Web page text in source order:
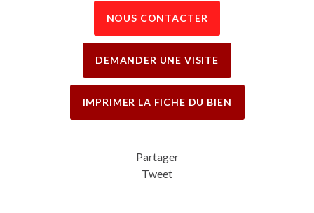
NOUS CONTACTER
DEMANDER UNE VISITE
IMPRIMER LA FICHE DU BIEN
Partager
Tweet